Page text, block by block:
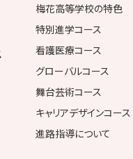
梅花高等学校の特色
特別進学コース
看護医療コース
グローバルコース
舞台芸術コース
キャリアデザインコース
進路指導について